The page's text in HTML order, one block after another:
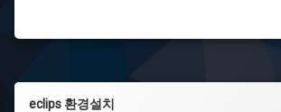
경
변
경
왼eclips 환경설치